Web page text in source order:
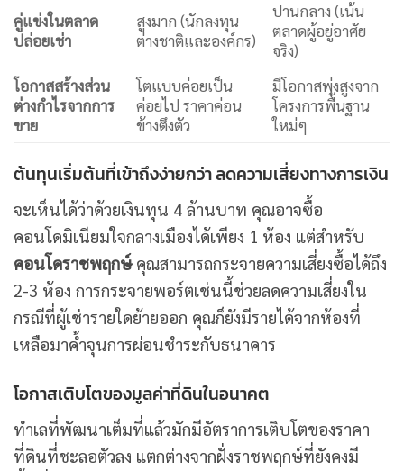
คู่แข่งในตลาด
ปล่อยเช่า
สูงมาก (นักลงทุน
ต่างชาติและองค์กร)
ปานกลาง (เน้น
ตลาดผู้อยู่อาศัย
จริง)
โอกาสสร้างส่วน
ต่างกำไรจากการ
ขาย
โตแบบค่อยเป็น
ค่อยไป ราคาค่อน
ข้างตึงตัว
มีโอกาสพุ่งสูงจาก
โครงการพื้นฐาน
ใหม่ๆ
ต้นทุนเริ่มต้นที่เข้าถึงง่ายกว่า ลดความเสี่ยงทางการเงิน
จะเห็นได้ว่าด้วยเงินทุน 4 ล้านบาท คุณอาจซื้อ
คอนโดมิเนียมใจกลางเมืองได้เพียง 1 ห้อง แต่สำหรับ
คอนโดราชพฤกษ์คุณสามารถกระจายความเสี่ยงซื้อได้ถึง
2-3 ห้อง การกระจายพอร์ตเช่นนี้ช่วยลดความเสี่ยงใน
กรณีที่ผู้เช่ารายใดย้ายออก คุณก็ยังมีรายได้จากห้องที่
เหลือมาค้ำจุนการผ่อนชำระกับธนาคาร
โอกาสเติบโตของมูลค่าที่ดินในอนาคต
ทำเลที่พัฒนาเต็มที่แล้วมักมีอัตราการเติบโตของราคา
ที่ดินที่ชะลอตัวลง แตกต่างจากฝั่งราชพฤกษ์ที่ยังคงมี